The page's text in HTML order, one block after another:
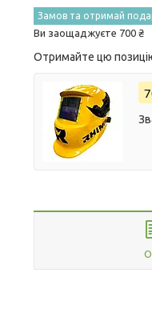
Замов та отримай
Ви заощаджуєте 700 ₴
Отримайте цю